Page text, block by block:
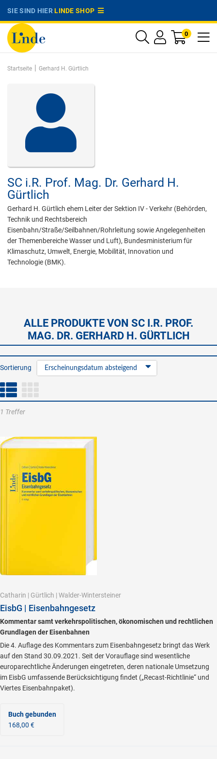
SIE SIND HIERLINDE SHOP
0
Startseite | Gerhard H. Gürtlich
SC i.R. Prof. Mag. Dr. Gerhard H.
Gürtlich
Gerhard H. Gürtlich ehem Leiter der Sektion IV - Verkehr (Behörden,
Technik und Rechtsbereich
Eisenbahn/Straße/Seilbahnen/Rohrleitung sowie Angelegenheiten
der Themenbereiche Wasser und Luft), Bundesministerium für
Klimaschutz, Umwelt, Energie, Mobilität, Innovation und
Technologie (BMK).
ALLE PRODUKTE VON SC I.R. PROF.
MAG. DR. GERHARD H. GÜRTLICH
Sortierung Erscheinungsdatum absteigend
1 Treffer
Catharin | Gürtlich | Walder-Wintersteiner
EisbG | Eisenbahngesetz
Kommentar samt verkehrspolitischen, ökonomischen und rechtlichen
Grundlagen der Eisenbahnen
Die 4. Auflage des Kommentars zum Eisenbahngesetz bringt das Werk
auf den Stand 30.09.2021. Seit der Vorauflage sind wesentliche
europarechtliche Änderungen eingetreten, deren nationale Umsetzung
im EisbG umfassende Berücksichtigung findet („Recast-Richtlinie“ und
Viertes Eisenbahnpaket).
Buch gebunden
168,00 €